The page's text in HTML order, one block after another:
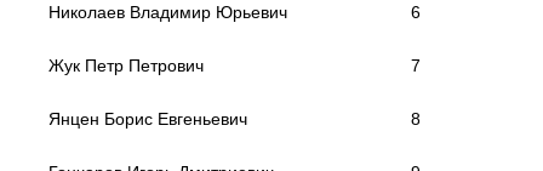
Николаев Владимир Юрьевич 6
Жук Петр Петрович 7
Янцен Борис Евгеньевич 8